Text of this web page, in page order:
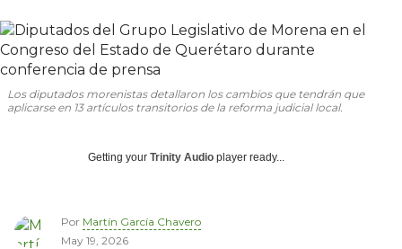
Los diputados morenistas detallaron los cambios que tendrán que
aplicarse en 13 artículos transitorios de la reforma judicial local.
Getting your Trinity Audio player ready...
Por Martín García Chavero
May 19, 2026